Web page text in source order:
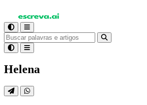
Helena